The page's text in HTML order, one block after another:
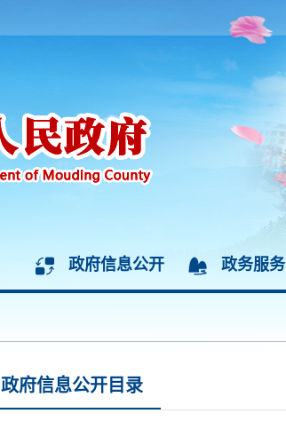
政府信息公开 政务服务
政府信息公开目录